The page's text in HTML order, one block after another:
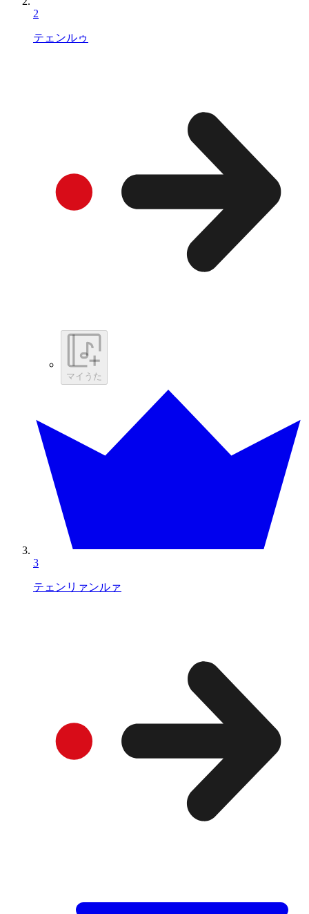
2
テェンルゥ
マイうた
3
テェンリァンルァ